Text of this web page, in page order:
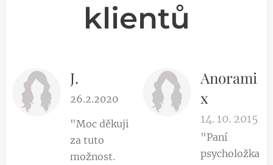
klientů
J.
26.2.2020
"Moc děkuji
za tuto
možnost.
Anorami
x
14. 10. 2015
"Paní
psycholožka